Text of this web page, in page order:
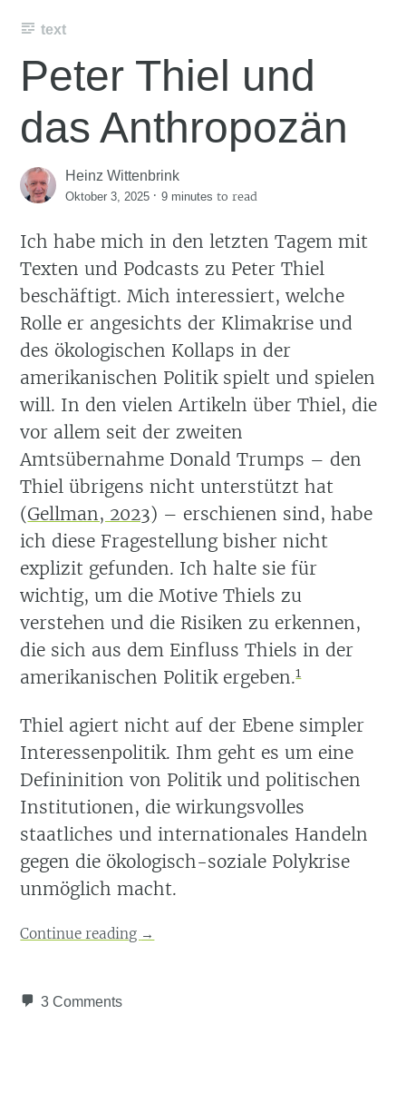
text
Peter Thiel und
das Anthropozän
Heinz Wittenbrink
Oktober 3, 2025 ·9 minutes to read
Ich habe mich in den letzten Tagem mit
Texten und Podcasts zu Peter Thiel
beschäftigt. Mich interessiert, welche
Rolle er angesichts der Klimakrise und
des ökologischen Kollaps in der
amerikanischen Politik spielt und spielen
will. In den vielen Artikeln über Thiel, die
vor allem seit der zweiten
Amtsübernahme Donald Trumps – den
Thiel übrigens nicht unterstützt hat
(Gellman, 2023) – erschienen sind, habe
ich diese Fragestellung bisher nicht
explizit gefunden. Ich halte sie für
wichtig, um die Motive Thiels zu
verstehen und die Risiken zu erkennen,
die sich aus dem Einfluss Thiels in der
amerikanischen Politik ergeben.1
Thiel agiert nicht auf der Ebene simpler
Interessenpolitik. Ihm geht es um eine
Defininition von Politik und politischen
Institutionen, die wirkungsvolles
staatliches und internationales Handeln
gegen die ökologisch-soziale Polykrise
unmöglich macht.
Continue reading →
3 Comments